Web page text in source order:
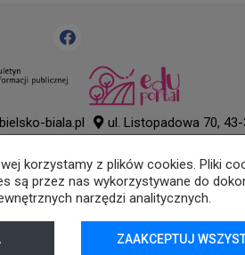
korzystamy z plików cookies. Pliki
są przez nas wykorzystywane do
narzędzi analitycznych.
ZAAKCEPTUJ
biala.pl
ul. Listopadowa 70,
Tryb wysokiego kontrastu
+
++
+++